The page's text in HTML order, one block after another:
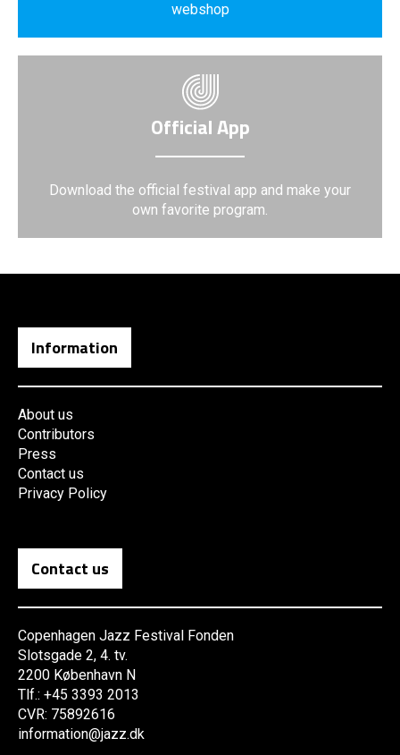
webshop
Official App
Download the official festival app and make your
own favorite program.
Information
About us
Contributors
Press
Contact us
Privacy Policy
Contact us
Copenhagen Jazz Festival Fonden
Slotsgade 2, 4. tv.
2200 København N
Tlf.: +45 3393 2013
CVR: 75892616
information@jazz.dk